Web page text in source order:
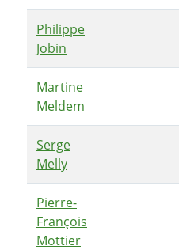
Philippe
Jobin
Martine
Meldem
Serge
Melly
Pierre-
François
Mottier